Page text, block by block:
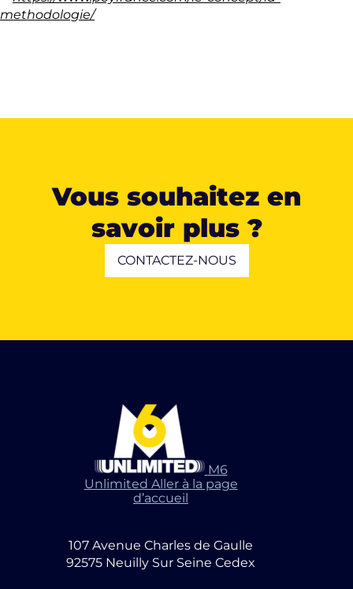
methodologie/
Vous souhaitez en
savoir plus ?
CONTACTEZ-NOUS
M6
Unlimited Aller à la page
d’accueil
107 Avenue Charles de Gaulle
92575 Neuilly Sur Seine Cedex